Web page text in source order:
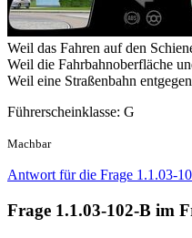
Weil das Fahren auf den
Weil die Fahrbahnoberfläche
Weil eine Straßenbahn
Führerscheinklasse: G
Machbar
Antwort für die Frage 1.1.03-
Frage 1.1.03-102-B im